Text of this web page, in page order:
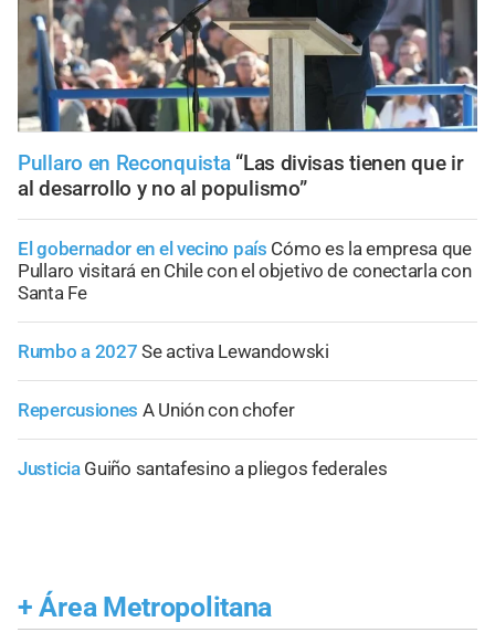
Pullaro en Reconquista “Las divisas tienen que ir
al desarrollo y no al populismo”
El gobernador en el vecino país Cómo es la empresa que
Pullaro visitará en Chile con el objetivo de conectarla con
Santa Fe
Rumbo a 2027 Se activa Lewandowski
Repercusiones A Unión con chofer
Justicia Guiño santafesino a pliegos federales
+ Área Metropolitana